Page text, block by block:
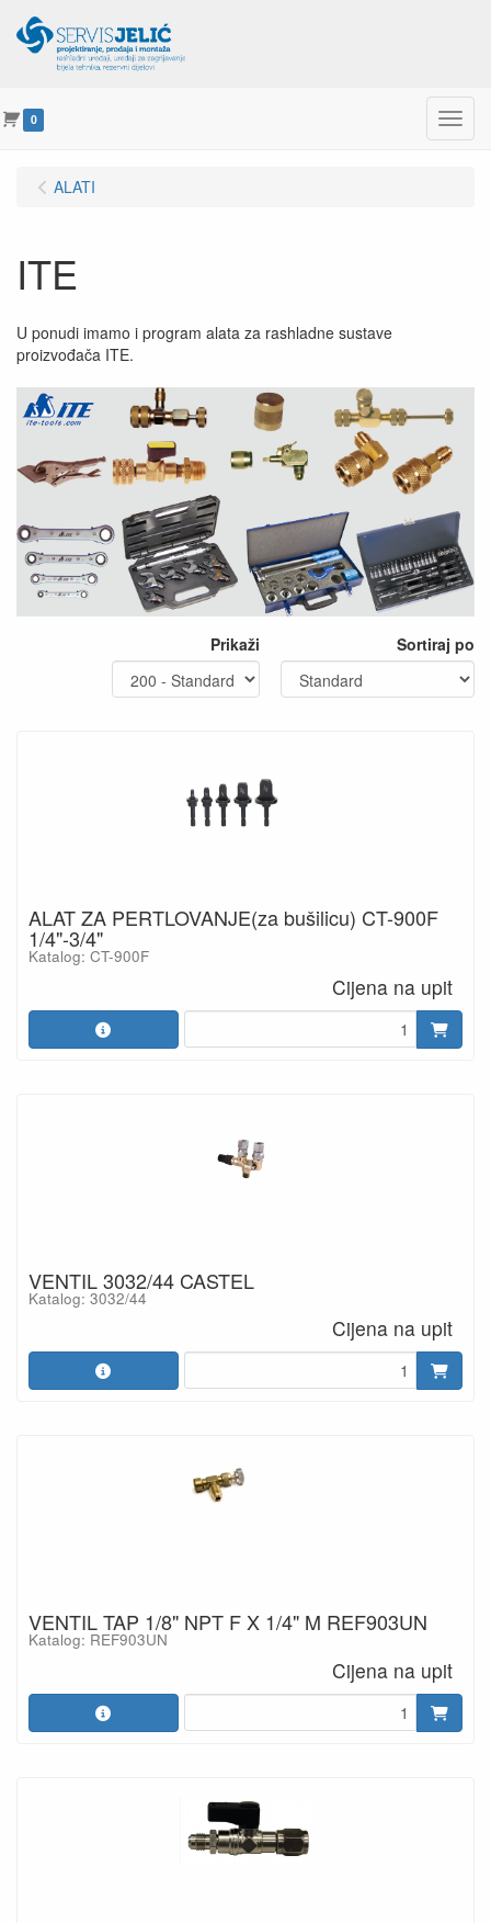
0 Menu
ALATI
ITE
U ponudi imamo i program alata za rashladne sustave
proizvođača ITE.
Prikaži Sortiraj po
ALAT ZA PERTLOVANJE(za bušilicu) CT-900F
1/4"-3/4"
Katalog: CT-900F
Cijena na upit
VENTIL 3032/44 CASTEL
Katalog: 3032/44
Cijena na upit
VENTIL TAP 1/8" NPT F X 1/4" M REF903UN
Katalog: REF903UN
Cijena na upit